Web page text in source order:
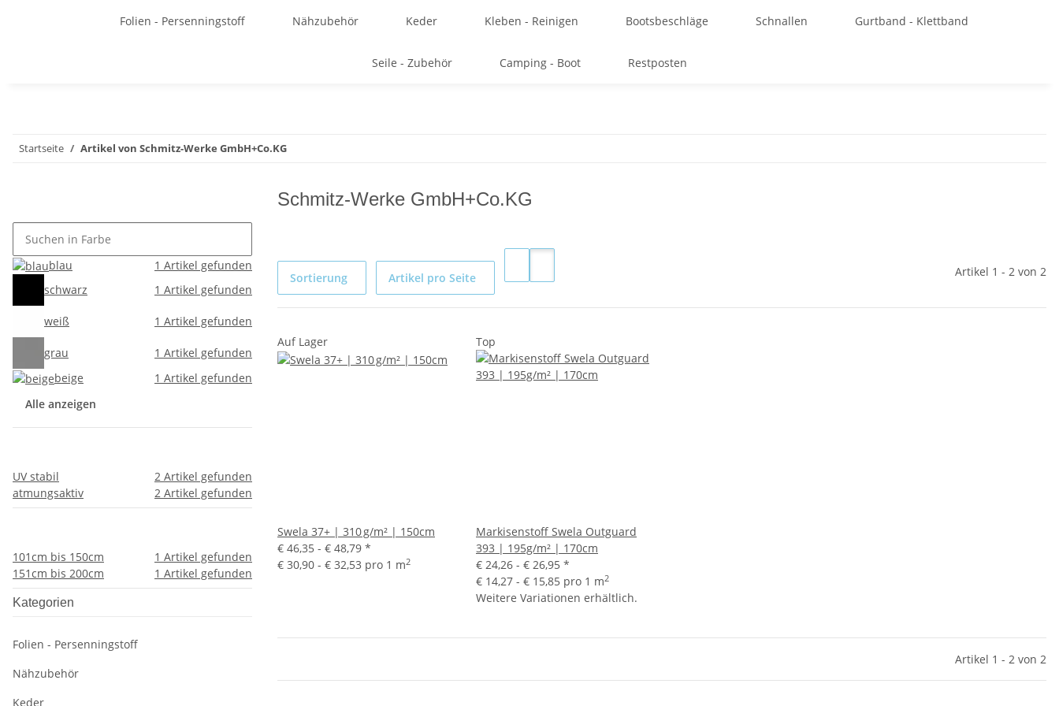
Folien - Persenningstoff Nähzubehör Keder Kleben - Reinigen Bootsbeschläge Schnallen Gurtband - Klettband
Seile - Zubehör Camping - Boot Restposten
Startseite Artikel von Schmitz-Werke GmbH+Co.KG
Schmitz-Werke GmbH+Co.KG
Sortierung Artikel pro Seite Artikel 1 - 2 von 2
Auf Lager
Swela 37+ | 310 g/m² | 150cm
€ 46,35 - € 48,79 *
€ 30,90 - € 32,53 pro 1 m2
Top
Markisenstoff Swela Outguard
393 | 195g/m² | 170cm
€ 24,26 - € 26,95 *
€ 14,27 - € 15,85 pro 1 m2
Weitere Variationen erhältlich.
Artikel 1 - 2 von 2
blau 1 Artikel gefunden
schwarz
1 Artikel gefunden
weiß 1 Artikel gefunden
grau 1 Artikel gefunden
beige
1 Artikel gefunden
Alle anzeigen
UV stabil 2 Artikel gefunden
atmungsaktiv
2 Artikel gefunden
101cm bis 150cm 1 Artikel gefunden
151cm bis 200cm
1 Artikel gefunden
Kategorien
Folien - Persenningstoff
Nähzubehör
Keder